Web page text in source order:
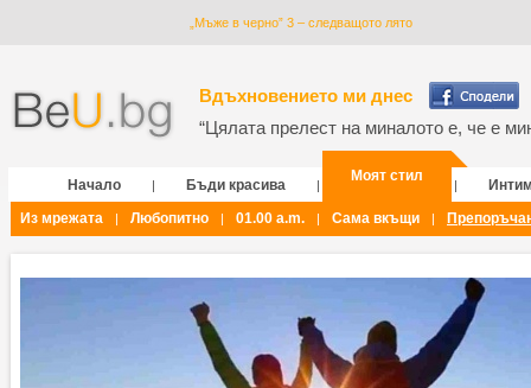
„Мъже в черно” 3 – следващото лято
Вдъхновението ми днес
“Цялата прелест на миналото е, че е
Начало | Бъди красива |
Моят стил
|
Из мрежата
| Любопитно | 01.00 a.m. | Сама вкъщи |